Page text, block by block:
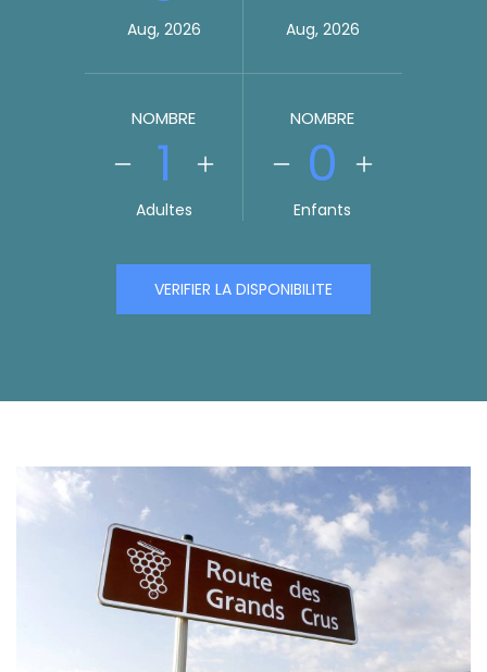
Aug, 2026 Aug, 2026
NOMBRE
1
Adultes
NOMBRE
0
Enfants
VERIFIER LA DISPONIBILITE